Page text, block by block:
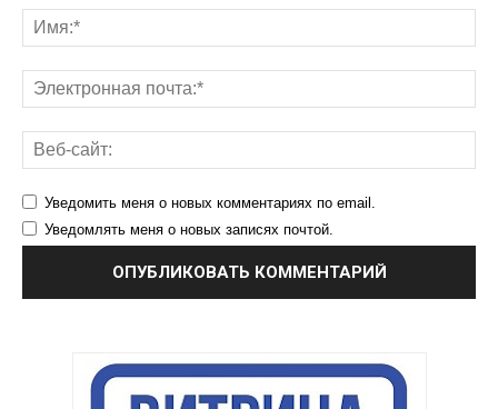
Уведомить меня о новых комментариях по email.
Уведомлять меня о новых записях почтой.